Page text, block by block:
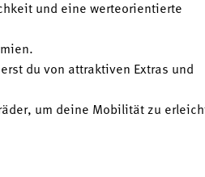
und eine werteorientierte
du von attraktiven Extras und
um deine Mobilität zu